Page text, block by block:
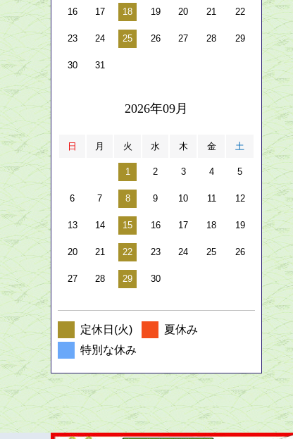
16 17 18 19 20 21 22
23 24 25 26 27 28 29
30 31
2026年09月
日 月 火 水 木 金 土
1 2 3 4 5
6 7 8 9 10 11 12
13 14 15 16 17 18 19
20 21 22 23 24 25 26
27 28 29 30
定休日(火)
夏休み
特別な休み